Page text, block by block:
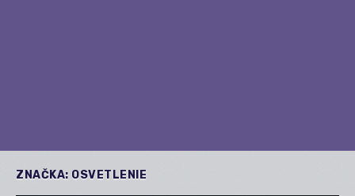
ZNAČKA: OSVETLENIE